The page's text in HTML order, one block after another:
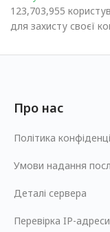
123,703,955
для захисту своєї
Про нас
Політика
Умови надання
Деталі сервера
Перевірка IP-адреси